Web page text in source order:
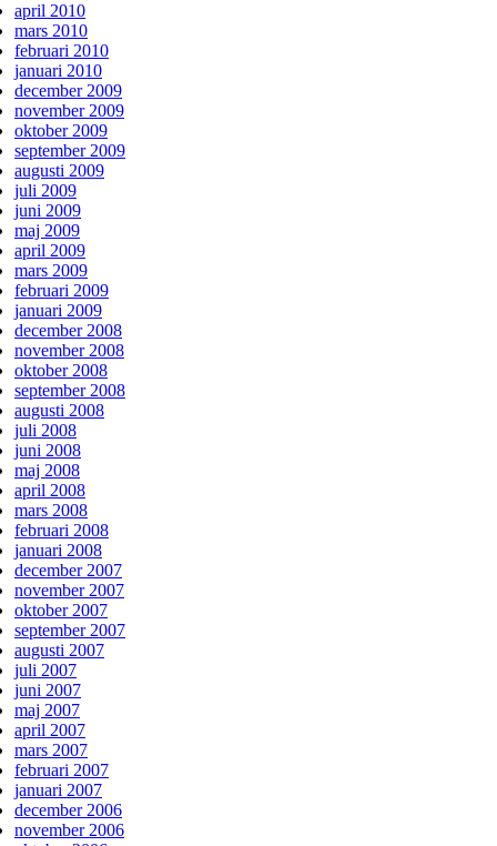
april 2010
mars 2010
februari 2010
januari 2010
december 2009
november 2009
oktober 2009
september 2009
augusti 2009
juli 2009
juni 2009
maj 2009
april 2009
mars 2009
februari 2009
januari 2009
december 2008
november 2008
oktober 2008
september 2008
augusti 2008
juli 2008
juni 2008
maj 2008
april 2008
mars 2008
februari 2008
januari 2008
december 2007
november 2007
oktober 2007
september 2007
augusti 2007
juli 2007
juni 2007
maj 2007
april 2007
mars 2007
februari 2007
januari 2007
december 2006
november 2006